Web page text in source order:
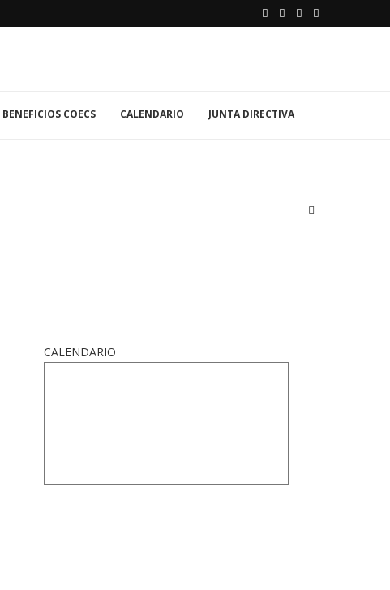
BENEFICIOS COECS CALENDARIO JUNTA DIRECTIVA
CALENDARIO